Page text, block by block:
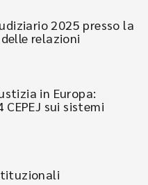
2025 presso la
relazioni
in Europa:
sui sistemi